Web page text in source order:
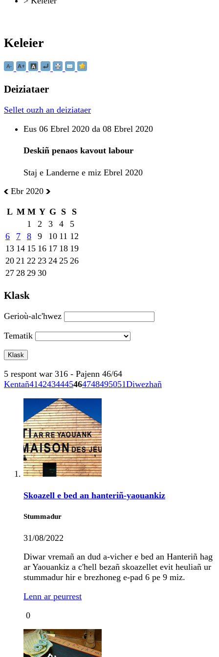
Keleier
Deiziataer
Sellet ouzh an deiziataer
Eus 06 Ebrel 2020 da 08 Ebrel 2020
Deskiñ penaos kavout labour
Staj e Landerne e miz Ebrel 2020
Ebr 2020
L M M Y G S
S
1
2 3 4
5
6
7 8 9 10 11 12
13 14 15 16 17 18 19
20 21 22 23 24 25 26
27 28 29 30
Klask
Gerioù-alc'hwez
Tematik
5 respont war 316 - Pajenn 46/64
Kentañ4142434445464748495051Diwezhañ
Skoazell e bed an hanteriñ-yaouankiz
Stummadur
31/08/2022
Diwar vremañ an dud a-vicher e bed an Hanteriñ hag
ar Yaouankiz a c'hell bezañ skoazellet evit heuliañ ur
stummadur hir e brezhoneg e-pad 6 pe 9 miz.
Lenn ar peurrest
0